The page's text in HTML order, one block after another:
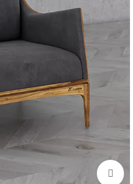
بزرگنمایی تصویر